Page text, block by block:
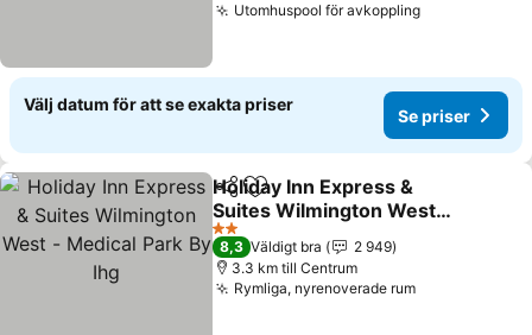
Utomhuspool för avkopplingSe priser
Välj datum för att se exakta priser
Se priser
Dela Lägg till i Mina Favoriter
Holiday Inn Express &
Suites Wilmington West -
Medical Park By Ihg
Se priser
2 Stjärnor
8,3 Väldigt bra
2 949
3.3 km till Centrum
Rymliga, nyrenoverade rumSe priser